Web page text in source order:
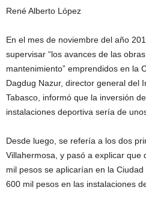
René Alberto López
En el mes de noviembre del año
supervisar “los avances de las
mantenimiento” emprendidos en la
Dagdug Nazur, director general del
Tabasco, informó que la inversión
instalaciones deportiva sería de
Desde luego, se refería a los dos
Villahermosa, y pasó a explicar que
mil pesos se aplicarían en la
600 mil pesos en las instalaciones